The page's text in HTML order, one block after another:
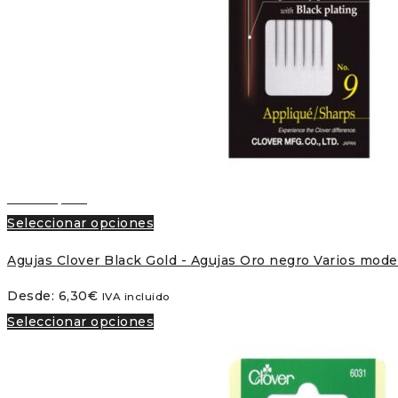
Seleccionar opciones
Agujas Clover Black Gold - Agujas Oro negro Varios
Desde: 6,30€ IVA incluido
Seleccionar opciones